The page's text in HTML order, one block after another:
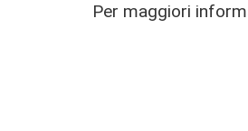
Per maggiori